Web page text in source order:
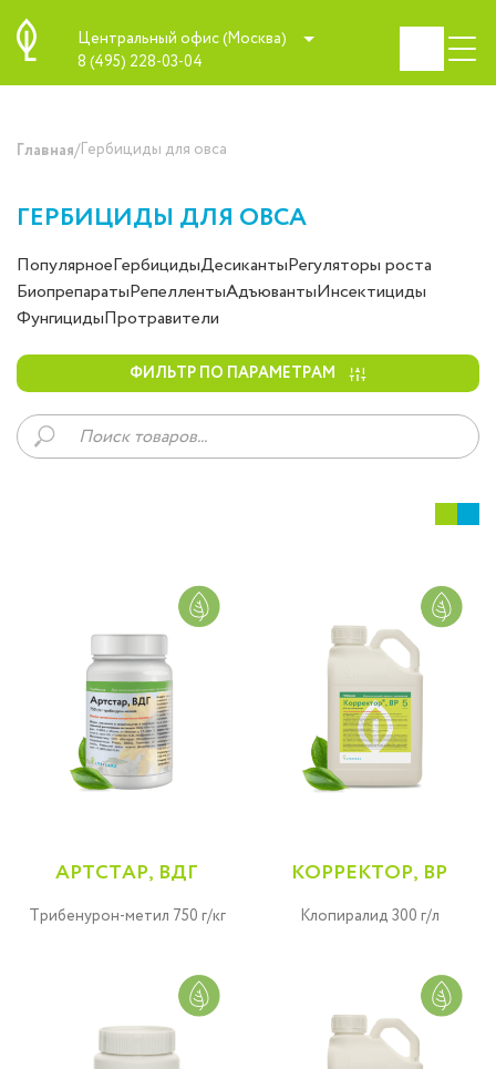
Центральный офис (Москва)
8 (495) 228-03-04
Главная/Гербициды для овса
ГЕРБИЦИДЫ ДЛЯ ОВСА
ПопулярноеГербицидыДесикантыРегуляторы роста
БиопрепаратыРепеллентыАдъювантыИнсектициды
ФунгицидыПротравители
ФИЛЬТР ПО ПАРАМЕТРАМ
Поиск
товаров
АРТСТАР, ВДГ
Трибенурон-метил 750 г/кг
КОРРЕКТОР, ВР
Клопиралид 300 г/л